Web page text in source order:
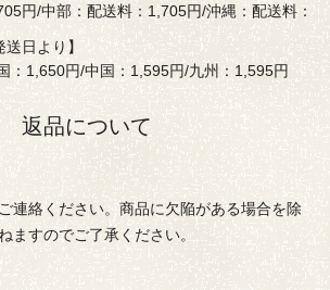
円/中部：配送料：1,705円/沖縄：配送料：
日より】
：1,650円/中国：1,595円/九州：1,595円
返品について
連絡ください。商品に欠陥がある場合を除
ますのでご了承ください。